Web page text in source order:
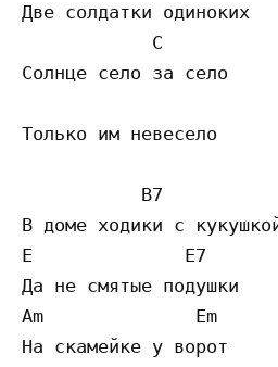
Две солдатки одиноких
C
Солнце село за село
Только им невесело
B7
В доме ходики с
E              E7
Да не смятые подушки
Am              Em
На скамейке у ворот